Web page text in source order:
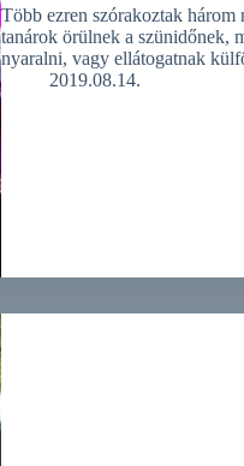
Több ezren szórakoztak
tanárok örülnek a szünidőnek,
nyaralni, vagy ellátogatnak
2019.08.14.